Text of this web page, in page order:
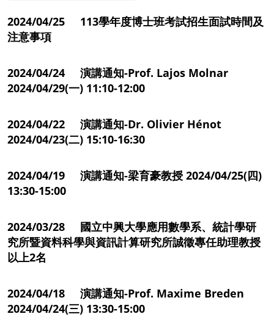
2024/04/25 113學年度博士班考試招生面試時間及
注意事項
2024/04/24 演講通知-Prof. Lajos Molnar
2024/04/29(一) 11:10-12:00
2024/04/22 演講通知-Dr. Olivier Hénot
2024/04/23(二) 15:10-16:30
2024/04/19 演講通知-梁育豪教授 2024/04/25(四)
13:30-15:00
2024/03/28 國立中興大學應用數學系、統計學研
究所暨資料科學與資訊計算研究所誠徵專任助理教授
以上2名
2024/04/18 演講通知-Prof. Maxime Breden
2024/04/24(三) 13:30-15:00